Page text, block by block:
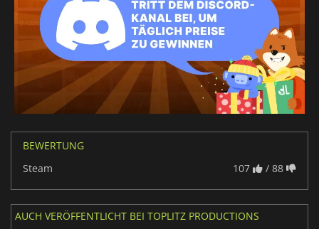
BEWERTUNG
Steam
107 / 88
AUCH VERÖFFENTLICHT BEI TOPLITZ PRODUCTIONS